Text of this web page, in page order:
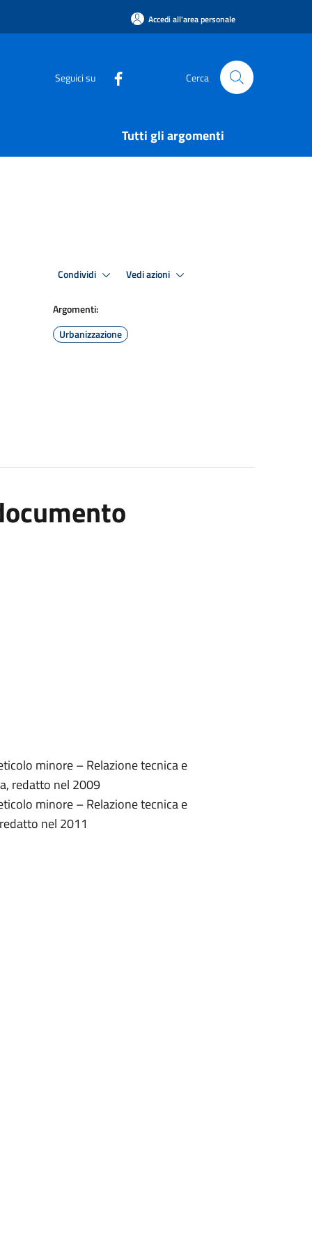
Accedi all'area personale
Seguici su Cerca
Tutti gli argomenti
Condividi Vedi azioni
Argomenti:
Urbanizzazione
minore – Relazione tecnica e
redatto nel 2009
minore – Relazione tecnica e
nel 2011